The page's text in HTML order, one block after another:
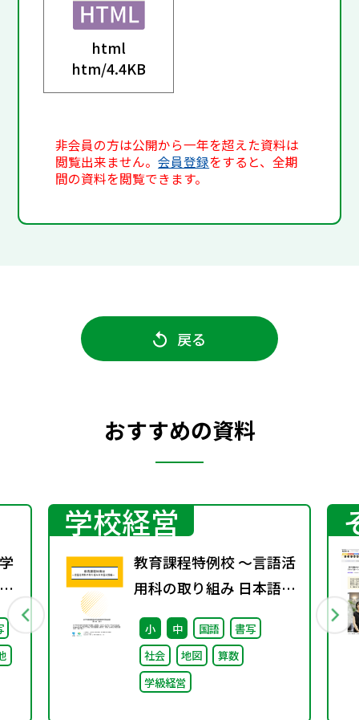
html
htm/4.4KB
非会員の方は公開から一年を超えた資料は
閲覧出来ません。会員登録をすると、全期
間の資料を閲覧できます。
戻る
おすすめの資料
学校経営
教育課程特例校 ～言語活
用科の取り組み 日本語分
野編～
小 中 国語
書写
社会
地図
算数
学級経営